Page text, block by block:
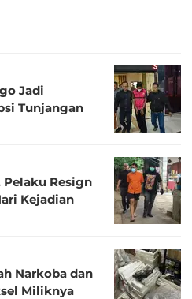
Jadi
Tunjangan
Resign
Kejadian
Narkoba dan
Miliknya